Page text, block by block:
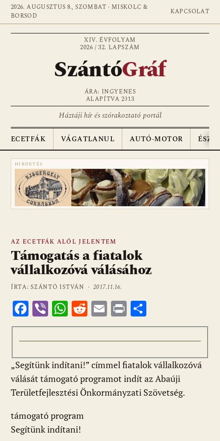
2026. AUGUSZTUS 8., SZOMBAT · MISKOLC &
BORSOD
KAPCSOLAT
XIV. ÉVFOLYAM
2026 / 32. LAPSZÁM
SzántóGráf
ÁRA: INGYENES
ALAPÍTVA 2013
Háztáji hír és szórakoztató portál
ECETFÁK VÁGATLANUL AUTÓ-MOTOR
HIRDETÉS
AZ ECETFÁK ALÓL JELENTEM
Támogatás a fiatalok
vállalkozóvá válásához
ÍRTA: SZÁNTÓ ISTVÁN ·2017.11.16.
F
ac
e
b
o
o
Vi
b
er
W
h
at
s
A
p
R
e
d
di
t
E
m
ai
l
Pr
in
t
ss
za
m
e
g
„Segítünk indítani!” címmel fiatalok vállalkozóvá
válását támogató programot indít az Abaúji
Területfejlesztési Önkormányzati Szövetség.
támogató program
Segítünk indítani!